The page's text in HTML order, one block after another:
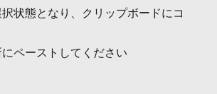
状態となり、クリップボードにコ
ペーストしてください